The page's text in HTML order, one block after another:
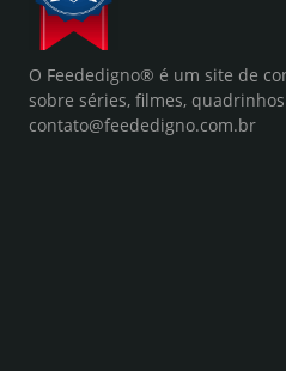
O Feededigno® é um site de
sobre séries, filmes,
contato@feededigno.com.br